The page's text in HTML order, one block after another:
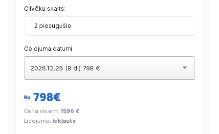
Cilvēku skaits:
2 pieaugušie
Ceļojuma datumi
2026.12.26 (8 d.) 798 €
No 798€
Cena visiem: 1596 €
Lidojums: Iekļauts